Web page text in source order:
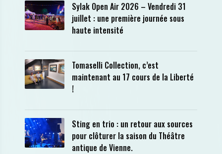
Sylak Open Air 2026 – Vendredi 31
juillet : une première journée sous
haute intensité
Tomaselli Collection, c’est
maintenant au 17 cours de la Liberté
!
Sting en trio : un retour aux sources
pour clôturer la saison du Théâtre
antique de Vienne.